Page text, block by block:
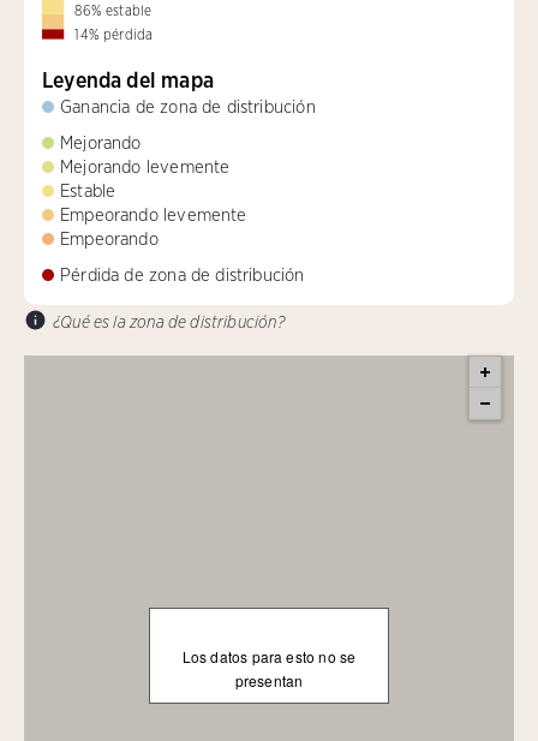
86% estable
14% pérdida
Leyenda del mapa
Ganancia de zona de distribución
Mejorando
Mejorando levemente
Estable
Empeorando levemente
Empeorando
Pérdida de zona de distribución
¿Qué es la zona de distribución?
Los datos para esto no se
presentan